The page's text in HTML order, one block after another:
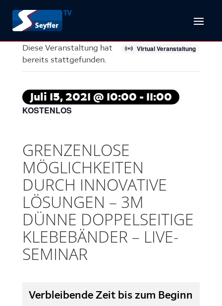
Virtual Veranstaltung
Diese Veranstaltung hat
bereits stattgefunden.
Juli 15, 2021 @ 10:00 - 11:00
KOSTENLOS
GRENZENLOSE
MÖGLICHKEITEN
DURCH INNOVATIVE
LÖSUNGEN – 3M
DÜNNE DOPPELSEITIGE
KLEBEBÄNDER – LIVE-
SEMINAR
Verbleibende Zeit bis zum Beginn